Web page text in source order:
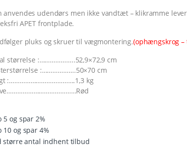
anvendes udendørs men ikke vandtæt – klikramme
APET frontplade.
pluks og skruer til vægmontering.(ophængskrog –
størrelse :………………..52,9×72,9 cm
:……………….50×70 cm
:……………………………….1,3 kg
5 og spar 2%
10 og spar 4%
større antal indhent tilbud